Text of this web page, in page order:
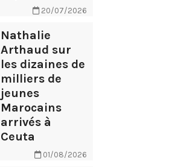
20/07/2026
Nathalie
Arthaud sur
les dizaines de
milliers de
jeunes
Marocains
arrivés à
Ceuta
01/08/2026